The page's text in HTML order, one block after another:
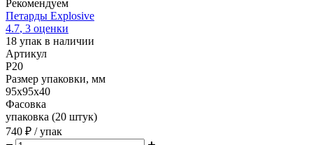
Рекомендуем
Петарды Explosive
4.7, 3 оценки
18 упак в наличии
Артикул
P20
Размер упаковки, мм
95х95х40
Фасовка
упаковка (20 штук)
740 ₽ / упак